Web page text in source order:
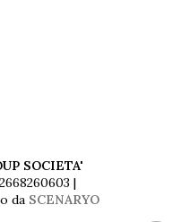
SOCIETA'
|
da SCENARYO